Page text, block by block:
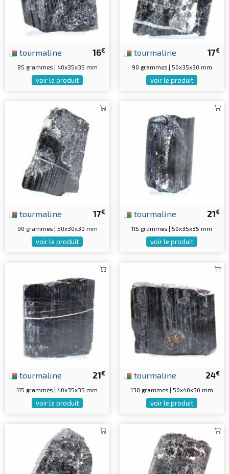
16€
tourmaline
85 grammes | 40x35x35 mm
voir le produit
17€
tourmaline
90 grammes | 50x35x30 mm
voir le produit
17€
tourmaline
90 grammes | 50x30x30 mm
voir le produit
21€
tourmaline
115 grammes | 50x35x35 mm
voir le produit
21€
tourmaline
115 grammes | 40x35x35 mm
voir le produit
24€
tourmaline
130 grammes | 50x40x30 mm
voir le produit